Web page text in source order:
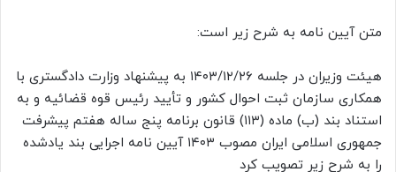
متن آیین نامه به شرح زیر است:
هیئت وزیران در جلسه ۱۴۰۳/۱۲/۲۶ به پیشنهاد وزارت دادگستری با
همکاری سازمان ثبت احوال کشور و تأیید رئیس قوه قضائیه و به
استناد بند (ب) ماده (۱۱۳) قانون برنامه پنج ساله هفتم پیشرفت
جمهوری اسلامی ایران مصوب ۱۴۰۳ آیین نامه اجرایی بند یادشده
را به شرح زیر تصویب کرد